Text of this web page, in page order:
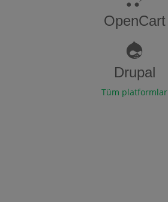
OpenCart
Drupal
Tüm platformlar